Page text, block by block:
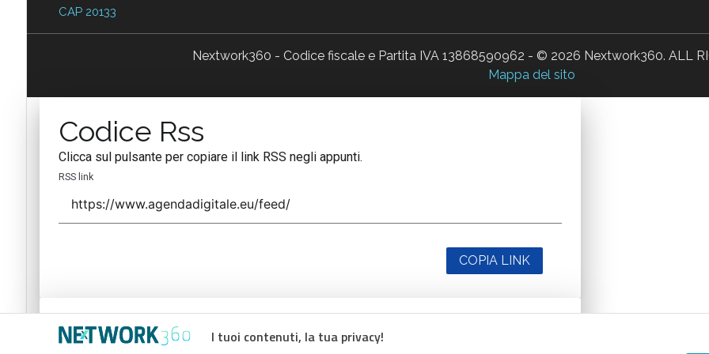
I tuoi contenuti, la tua privacy!
CAP 20133
Nextwork360 - Codice fiscale e Partita IVA 13868590962 - © 2026 Nextwork360. ALL
Mappa del sito
Codice Rss
Clicca sul pulsante per copiare il link RSS negli appunti.
RSS link
COPIA LINK
Codice Rss